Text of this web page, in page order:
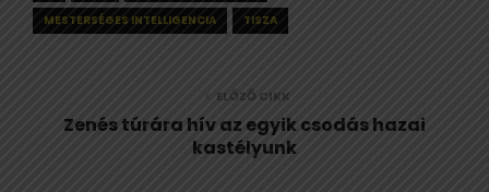
MESTERSÉGES INTELLIGENCIA
TISZA
ELŐZŐ CIKK
Zenés túrára hív az egyik csodás hazai
kastélyunk